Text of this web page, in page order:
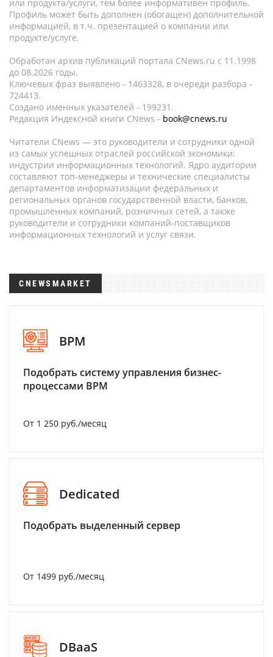
или продукта/услуги, тем более информативен профиль.
Профиль может быть дополнен (обогащен) дополнительной
информацией, в т.ч. презентацией о компании или
продукте/услуге.
Обработан архив публикаций портала CNews.ru c 11.1998
до 08.2026 годы.
Ключевых фраз выявлено - 1463328, в очереди разбора -
724413.
Создано именных указателей - 199231.
Редакция Индексной книги CNews - book@cnews.ru
Читатели CNews — это руководители и сотрудники одной
из самых успешных отраслей российской экономики:
индустрии информационных технологий. Ядро аудитории
составляют топ-менеджеры и технические специалисты
департаментов информатизации федеральных и
региональных органов государственной власти, банков,
промышленных компаний, розничных сетей, а также
руководители и сотрудники компаний-поставщиков
информационных технологий и услуг связи.
CNEWSMARKET
BPM
Подобрать систему управления бизнес-
процессами BPM
От 1 250 руб./месяц
Dedicated
Подобрать выделенный сервер
От 1499 руб./месяц
DBaaS